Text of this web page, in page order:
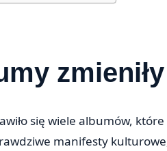
się wiele albumów,
manifesty